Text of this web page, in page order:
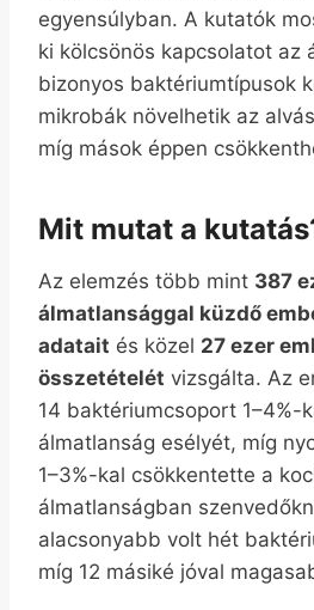
egyensúlyban. A kutatók
ki kölcsönös kapcsolatot az
bizonyos baktériumtípusok
mikrobák növelhetik az
míg mások éppen
Mit mutat a
Az elemzés több mint 387
álmatlansággal küzdő
adatait és közel 27 ezer
összetételét vizsgálta. Az
14 baktériumcsoport 1–4%-
álmatlanság esélyét, míg
1–3%-kal csökkentette a
álmatlanságban
alacsonyabb volt hét
míg 12 másiké jóval